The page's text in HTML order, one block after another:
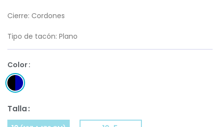
Cierre: Cordones
Tipo de tacón: Plano
Color
Talla